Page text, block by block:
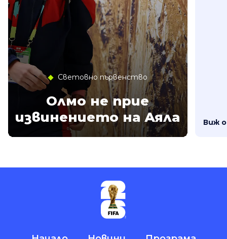
Световно първенство
Олмо не прие
извинението на Аяла
Виж